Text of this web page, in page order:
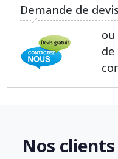
Demande de
ou
de
Nos